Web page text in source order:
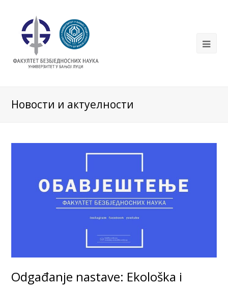
Новости и актуелности
Odgađanje nastave: Ekološka i